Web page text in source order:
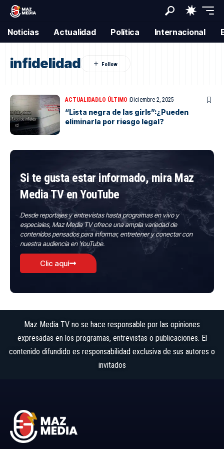
Noticias Actualidad Política Internacional
infidelidad
ACTUALIDADLO ÚLTIMO Diciembre 2, 2025
“Lista negra de las girls”:¿Pueden
eliminarla por riesgo legal?
Si te gusta estar informado, mira Maz
Media TV en YouTube
Desde reportajes y entrevistas hasta programas en vivo y
especiales, Maz Media TV ofrece una amplia variedad de
contenidos pensados para informar, entretener y conectar con
nuestra audiencia en YouTube.
Clic aquí
Maz Media TV no se hace responsable por las opiniones
expresadas en los programas, entrevistas o publicaciones. El
contenido difundido es responsabilidad exclusiva de sus autores o
invitados